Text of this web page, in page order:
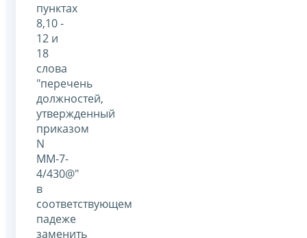
пунктах
8,10 -
12 и
18
слова
"перечень
должностей,
утвержденный
приказом
N
ММ-7-
4/430@"
в
соответствующем
падеже
заменить